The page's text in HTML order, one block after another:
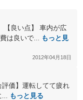
【良い点】 車内が広
は良いで...
もっと見
2012年04月18日
評価】運転してて疲れ
もっと見る